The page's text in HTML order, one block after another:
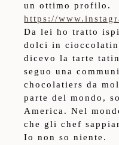
un ottimo profilo.
https://
Da lei ho tratto
dolci in
dicevo la tarte
seguo una
chocolatiers da
parte del mondo,
America. Nel
che gli chef
Io non so niente.